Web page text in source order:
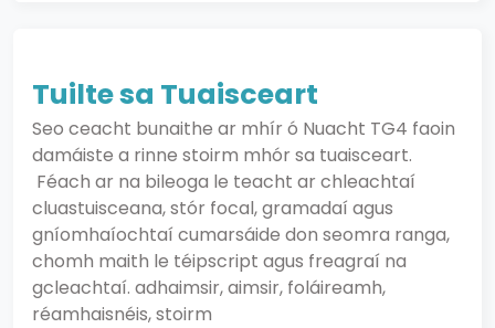
Tuilte sa Tuaisceart
Seo ceacht bunaithe ar mhír ó Nuacht TG4 faoin
damáiste a rinne stoirm mhór sa tuaisceart.
Féach ar na bileoga le teacht ar chleachtaí
cluastuisceana, stór focal, gramadaí agus
gníomhaíochtaí cumarsáide don seomra ranga,
chomh maith le téipscript agus freagraí na
gcleachtaí. adhaimsir, aimsir, foláireamh,
réamhaisnéis, stoirm